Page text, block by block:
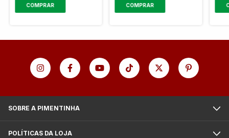
SOBRE A PIMENTINHA
POLÍTICAS DA LOJA